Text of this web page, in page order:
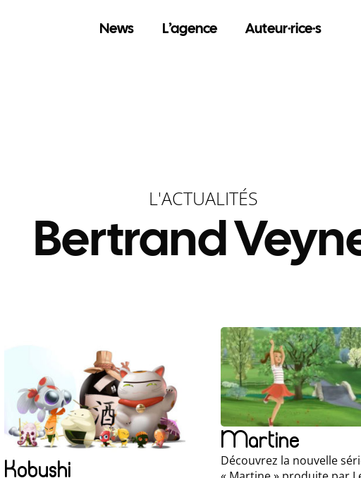
News L’agence Auteur·rice·s
L'ACTUALITÉS
Bertrand
Kobushi
Martine
Découvrez la nouvelle